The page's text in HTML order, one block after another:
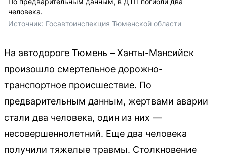
человека.
Источник: Госавтоинспекция Тюменской области
На автодороге Тюмень – Ханты-Мансийск
произошло смертельное дорожно-
транспортное происшествие. По
предварительным данным, жертвами аварии
стали два человека, один из них —
несовершеннолетний. Еще два человека
получили тяжелые травмы. Столкновение